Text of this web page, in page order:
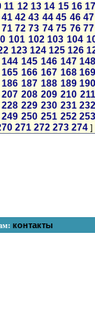
11 12 13 14 15 16
41 42 43 44 45 46 47
71 72 73 74 75 76 77
101 102 103 104
123 124 125 126
144 145 146 147
165 166 167 168
186 187 188 189
207 208 209 210 211
228 229 230 231
249 250 251 252
271 272 273 274 ]
контакты